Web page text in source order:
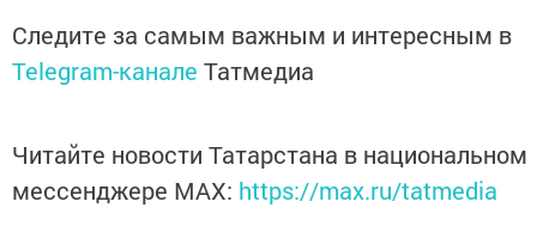
Следите за самым важным и интересным в
Telegram-канале Татмедиа
Читайте новости Татарстана в национальном
мессенджере MАХ: https://max.ru/tatmedia